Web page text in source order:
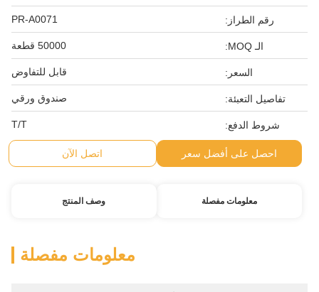
رقم الطراز: PR-A0071
الـ MOQ: 50000 قطعة
السعر: قابل للتفاوض
تفاصيل التعبئة: صندوق ورقي
شروط الدفع: T/T
احصل على أفضل سعر اتصل الآن
معلومات مفصلة وصف المنتج
معلومات مفصلة